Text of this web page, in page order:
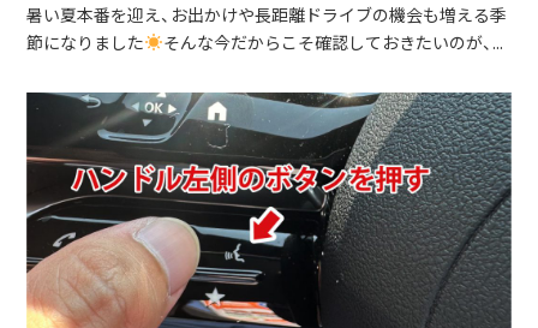
暑い夏本番を迎え、お出かけや長距離ドライブの機会も増える季
節になりました
そんな今だからこそ確認しておきたいのが、...